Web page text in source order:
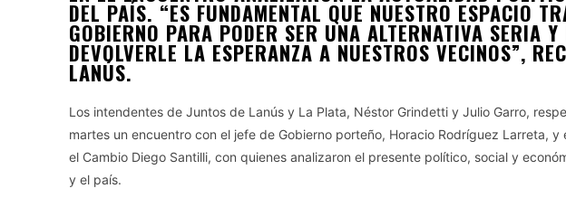
DEL PAÍS. “ES FUNDAMENTAL QUE NUESTRO ESPACIO
GOBIERNO PARA PODER SER UNA ALTERNATIVA SERIA
DEVOLVERLE LA ESPERANZA A NUESTROS VECINOS”,
LANÚS.
Los intendentes de Juntos de Lanús y La Plata, Néstor Grindetti y Julio Garro,
martes un encuentro con el jefe de Gobierno porteño, Horacio Rodríguez Larreta,
el Cambio Diego Santilli, con quienes analizaron el presente político, social y
y el país.